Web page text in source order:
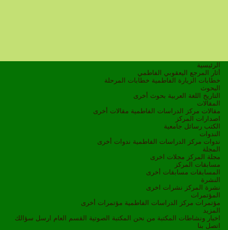
الرئيسية
أثار المرجع اليعقوبي الفاطمي
خطابات الزيارة الفاطمية خطابات المرحلة
البحوث
التاريخ
اللغة العربية بحوث أخرى
المقالات
مقالات مركز الدراسات الفاطمية مقالات أخرى
اصدارات المركز
الكتب رسائل جامعية
الندوات
ندوات مركز الدراسات الفاطمية ندوات أخرى
المجلة
مجلة المركز مجلات اخرى
مسابقات المركز
المسابقات مسابقات أخرى
النشرة
نشرة المركز نشرات اخرى
المؤتمرات
مؤتمرات مركز الدراسات الفاطمية مؤتمرات أخرى
المزيد
اخبار ونشاطات
المكتبة من نحن المكتبة الصوتية القسم العام ارسل سؤالك
اتصل بنا